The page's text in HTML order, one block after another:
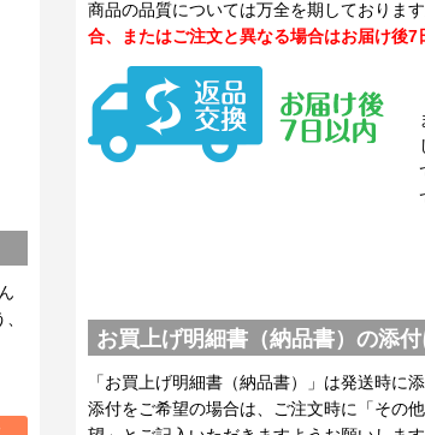
商品の品質については万全を期しております
合、またはご注文と異なる場合はお届け後7
お買上げ明細書（納品書）の添
「お買上げ明細書（納品書）」は発送時に
添付をご希望の場合は、ご注文時に「その